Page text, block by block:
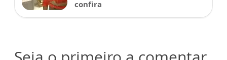
confira